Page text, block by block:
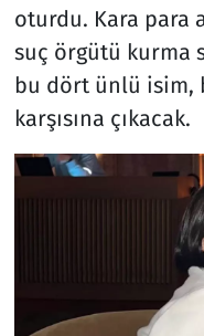
oturdu. Kara para
suç örgütü kurma
bu dört ünlü isim,
karşısına çıkacak.